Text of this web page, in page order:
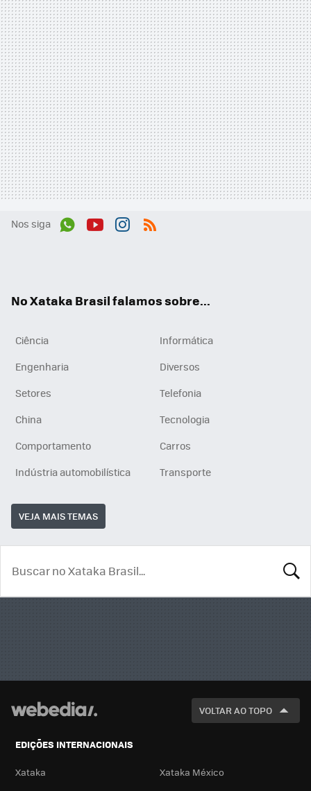
Nos siga
No Xataka Brasil falamos sobre...
Ciência
Informática
Engenharia
Diversos
Setores
Telefonia
China
Tecnologia
Comportamento
Carros
Indústria automobilística
Transporte
VEJA MAIS TEMAS
VOLTAR AO TOPO
EDIÇÕES INTERNACIONAIS
Xataka Xataka México